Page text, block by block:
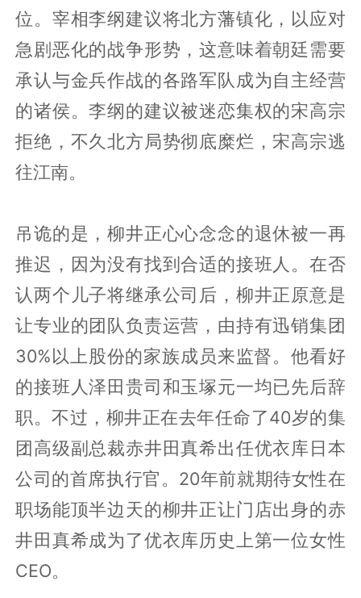
位。宰相李纲建议将北方藩镇化，以应对
急剧恶化的战争形势，这意味着朝廷需要
承认与金兵作战的各路军队成为自主经营
的诸侯。李纲的建议被迷恋集权的宋高宗
拒绝，不久北方局势彻底糜烂，宋高宗逃
往江南。
吊诡的是，柳井正心心念念的退休被一再
推迟，因为没有找到合适的接班人。在否
认两个儿子将继承公司后，柳井正原意是
让专业的团队负责运营，由持有迅销集团
30%以上股份的家族成员来监督。他看好
的接班人泽田贵司和玉塚元一均已先后辞
职。不过，柳井正在去年任命了40岁的集
团高级副总裁赤井田真希出任优衣库日本
公司的首席执行官。20年前就期待女性在
职场能顶半边天的柳井正让门店出身的赤
井田真希成为了优衣库历史上第一位女性
CEO。